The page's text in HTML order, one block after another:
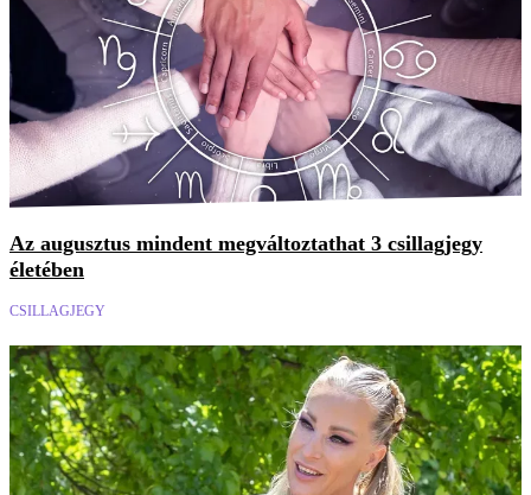
Az augusztus mindent megváltoztathat 3 csillagjegy
életében
CSILLAGJEGY